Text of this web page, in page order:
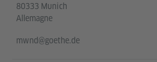
80333 Munich
Allemagne
mwnd@goethe.de